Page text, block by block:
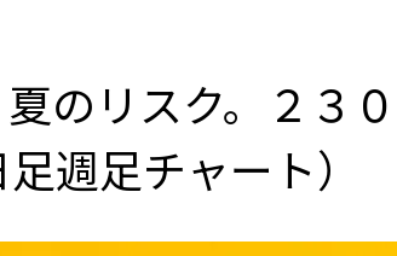
ク利食いの訳
割れでピンチ？客
売ら
場
ライントレーダーズ通信へ
お
燃料を燃やし尽くし
のリスク。２３
週足チャート）